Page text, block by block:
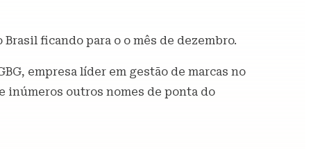
ficando para o o mês de dezembro.
empresa líder em gestão de marcas no
inúmeros outros nomes de ponta do